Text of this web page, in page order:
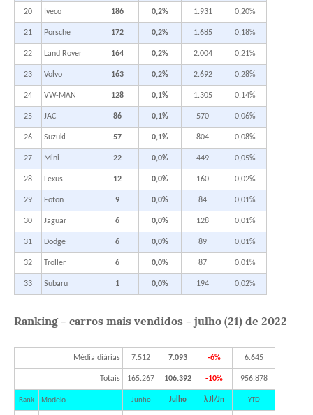
20 Iveco 186 0,2% 1.931 0,20%
21 Porsche 172 0,2% 1.685 0,18%
22 Land Rover 164 0,2% 2.004 0,21%
23 Volvo 163 0,2% 2.692 0,28%
24 VW-MAN 128 0,1% 1.305 0,14%
25 JAC 86 0,1% 570 0,06%
26 Suzuki 57 0,1% 804 0,08%
27 Mini 22 0,0% 449 0,05%
28 Lexus 12 0,0% 160 0,02%
29 Foton 9 0,0% 84 0,01%
30 Jaguar 6 0,0% 128 0,01%
31 Dodge 6 0,0% 89 0,01%
32 Troller 6 0,0% 87 0,01%
33 Subaru 1 0,0% 194 0,02%
Ranking - carros mais vendidos - julho (21) de 2022
Média diárias 7.512 7.093 -6% 6.645
Totais 165.267 106.392 -10% 956.878
Rank Modelo Junho Julho λ Jl/Jn YTD